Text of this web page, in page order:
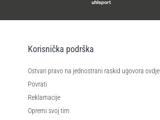
Korisnička podrška
Ostvari pravo na jednostrani raskid ugovora ovdje
Povrati
Reklamacije
Opremi svoj tim